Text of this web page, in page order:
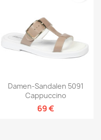
Damen-Sandalen 5091
Cappuccino
69 €